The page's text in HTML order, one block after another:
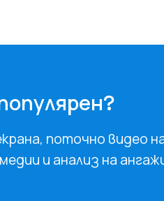
поточно видео
и анализ на